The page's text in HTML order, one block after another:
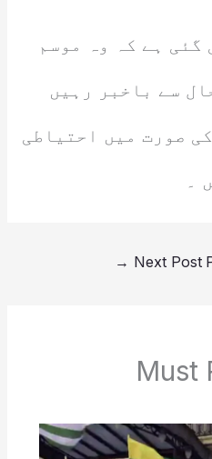
گئی ہے کہ وہ موسم
سے باخبر رہیں
صورت میں احتیاطی
۔
Next Post
→
Must